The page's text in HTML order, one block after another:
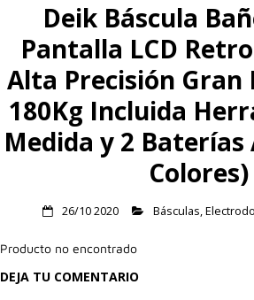
Inicio
Alimentación
Blog
Deportes
Listas
Deik Báscula
Pantalla LCD
Alta Precisión
180Kg Incluida
Medida y 2 Baterías
Colores)
26/10 2020 Básculas,
Producto no encontrado
DEJA TU COMENTARIO